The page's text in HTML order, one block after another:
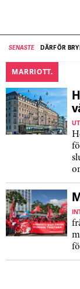
SENASTE DÄRFÖR
MARRIOTT.